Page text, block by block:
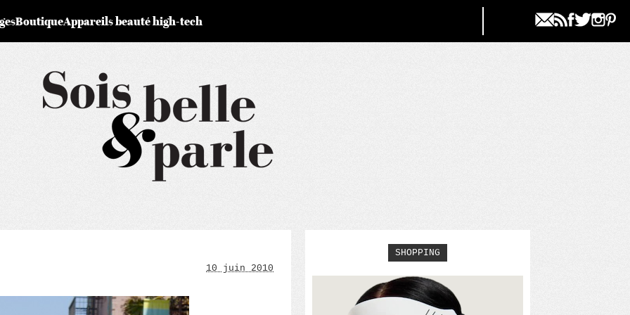
BoutiqueAppareils beauté high-tech
10 juin 2010
SHOPPING